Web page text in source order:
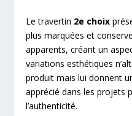
Le travertin 2e choix
plus marquées et
apparents, créant un
variations esthétiques
produit mais lui donnent
apprécié dans les projets
l’authenticité.